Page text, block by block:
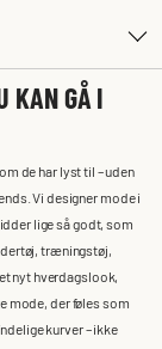
KAN GÅ I
de har lyst til – uden
Vi designer mode i
lige så godt, som
træningstøj,
nyt hverdagslook,
mode, der føles som
kurver – ikke